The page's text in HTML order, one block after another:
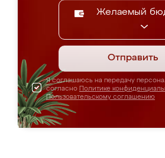
Желаемый
Отправить
Я соглашаюсь на передачу
согласно Политике
Пользовательскому соглашению